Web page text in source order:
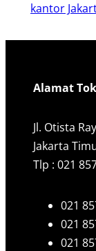
kantor
Alamat
Jl. Otista
Jakarta
Tlp : 021
021
021
021